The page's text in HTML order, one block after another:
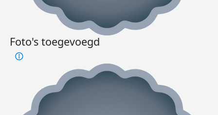
Foto's toegevoegd